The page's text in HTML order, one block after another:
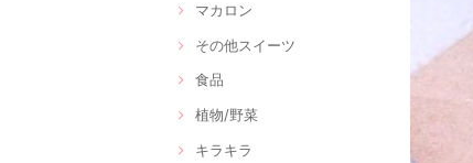
マカロン
その他スイーツ
食品
植物/野菜
キラキラ